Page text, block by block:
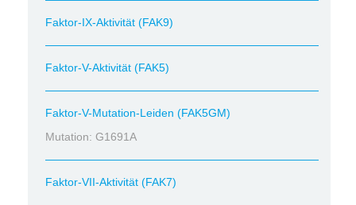
Faktor-IX-Aktivität (FAK9)
Faktor-V-Aktivität (FAK5)
Faktor-V-Mutation-Leiden (FAK5GM)
Mutation: G1691A
Faktor-VII-Aktivität (FAK7)